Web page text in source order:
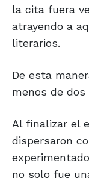
la cita fuera
atrayendo a
literarios.
De esta
menos de dos
Al finalizar el
dispersaron
no solo fue